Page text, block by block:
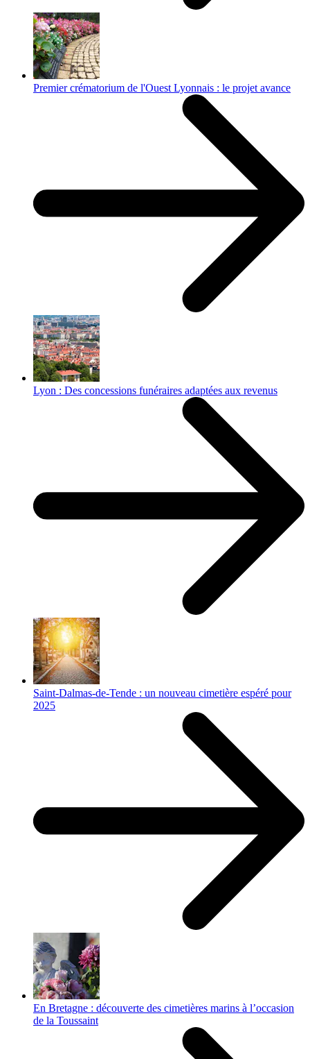
Premier crématorium de l'Ouest Lyonnais : le projet avance
Lyon : Des concessions funéraires adaptées aux revenus
Saint-Dalmas-de-Tende : un nouveau cimetière espéré pour
2025
En Bretagne : découverte des cimetières marins à l’occasion
de la Toussaint